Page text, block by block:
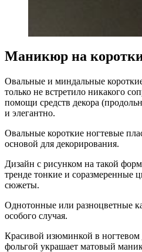
Маникюр на
Овальные и миндальные
только не встретило никакого
помощи средств декора
и элегантно.
Овальные короткие ногтевые
основой для декорирования.
Дизайн с рисунком на такой
тренде тонкие и соразмеренные
сюжеты.
Однотонные или разноцветные
особого случая.
Красивой изюминкой в ногтевом
фольгой украшает матовый